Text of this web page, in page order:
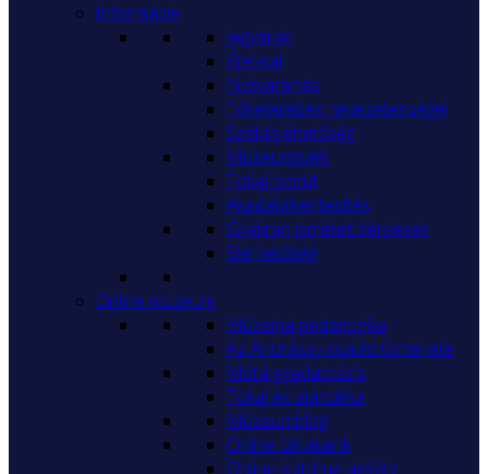
Informácie
Jegyárak
Étel-ital
Nyitvatartás
Tőketerebes nevezetességei
Szálláslehetőség
Múzeumpark
Tokaji borút
Akadálymentesítés
Gyakran ismételt kérdések
Elérhetőség
Online múzeum
Múzejná pedagogika
Az Andrássy család története
Műtárgyadatbázis
Tokaj és ajándéka
Múzeumblog
Online tárlataink
Online kultúrne aktivity